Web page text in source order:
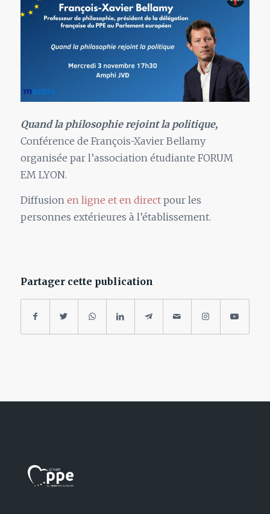
Quand la philosophie rejoint la politique,
Conférence de François-Xavier Bellamy
organisée par l’association étudiante FORUM
EM LYON.
Diffusion en ligne et en directpour les
personnes extérieures à l’établissement.
Partager cette publication